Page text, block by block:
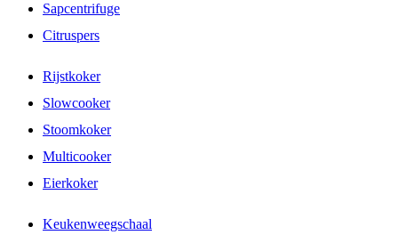
Sapcentrifuge
Citruspers
Rijstkoker
Slowcooker
Stoomkoker
Multicooker
Eierkoker
Keukenweegschaal